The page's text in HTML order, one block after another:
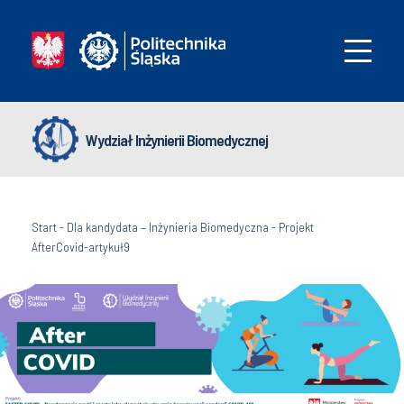
Wydział Inżynierii Biomedycznej
Start- Dla kandydata – Inżynieria Biomedyczna - Projekt
AfterCovid-artykuł9